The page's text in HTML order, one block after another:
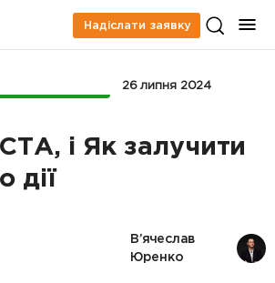
Надіслати заявку
26 липня 2024
і Як залучити
дії
В’ячеслав
Юренко